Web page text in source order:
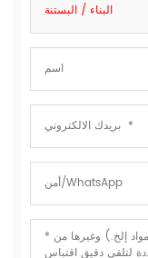
البناء / البستنة